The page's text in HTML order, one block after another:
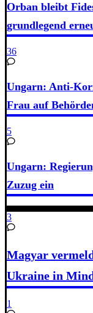
Orban bleibt
grundlegend
36
Ungarn: Anti-
Frau auf
5
Ungarn:
Zuzug ein
3
Magyar
Ukraine in
1